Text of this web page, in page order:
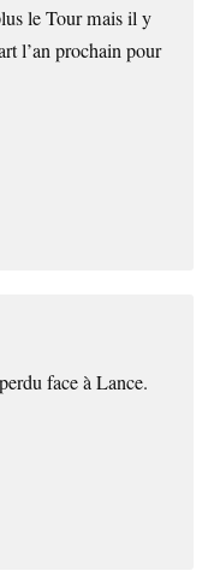
le Tour mais il y
l’an prochain pour
face à Lance.